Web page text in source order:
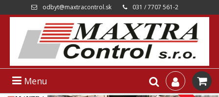
odbyt@maxtracontrol.sk 031 / 7707 561-2
Menu